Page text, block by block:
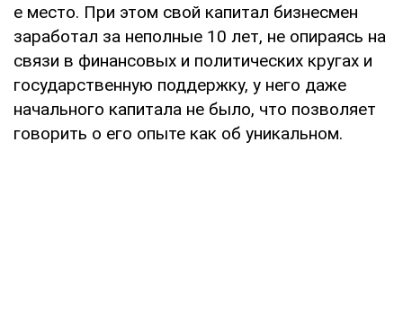
е место. При этом свой капитал бизнесмен
заработал за неполные 10 лет, не опираясь на
связи в финансовых и политических кругах и
государственную поддержку, у него даже
начального капитала не было, что позволяет
говорить о его опыте как об уникальном.